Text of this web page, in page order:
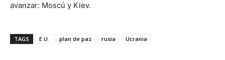
avanzar: Moscú y Kiev.
TAGS E.U. plan de paz rusia Ucrania